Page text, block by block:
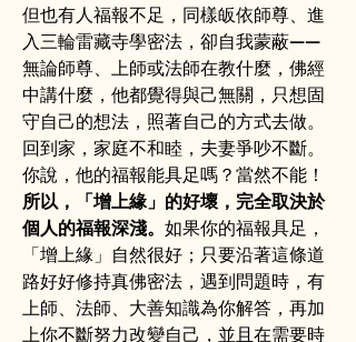
但也有人福報不足，同樣皈依師尊、進
入三輪雷藏寺學密法，卻自我蒙蔽——
無論師尊、上師或法師在教什麼，佛經
中講什麼，他都覺得與己無關，只想固
守自己的想法，照著自己的方式去做。
回到家，家庭不和睦，夫妻爭吵不斷。
你說，他的福報能具足嗎？當然不能！
所以，「增上緣」的好壞，完全取決於
個人的福報深淺。 如果你的福報具足，
「增上緣」自然很好；只要沿著這條道
路好好修持真佛密法，遇到問題時，有
上師、法師、大善知識為你解答，再加
上你不斷努力改變自己，並且在需要時